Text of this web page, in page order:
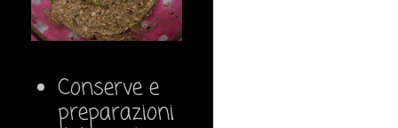
Conserve e
preparazioni